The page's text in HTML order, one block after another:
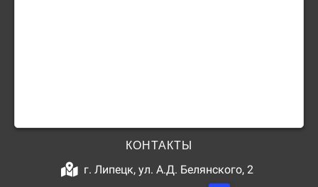
КОНТАКТЫ
г. Липецк, ул. А.Д. Белянского, 2